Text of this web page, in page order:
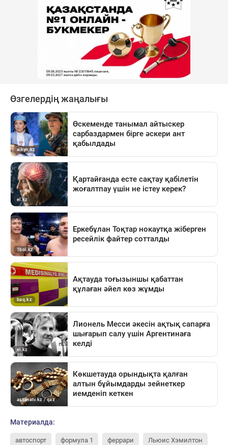
Материалда:
автоспорт формула 1 феррари Льюис Хэмилтон